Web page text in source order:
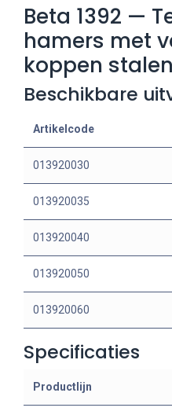
Beta 1392 —
hamers met
koppen
Beschikbare
Artikelcode
013920030
013920035
013920040
013920050
013920060
Specificaties
Productlijn